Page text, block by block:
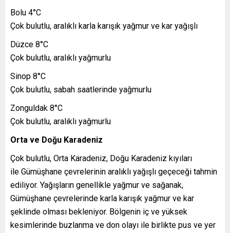
Bolu 4°C
Çok bulutlu, aralıklı karla karışık yağmur ve kar yağışlı
Düzce 8°C
Çok bulutlu, aralıklı yağmurlu
Sinop 8°C
Çok bulutlu, sabah saatlerinde yağmurlu
Zonguldak 8°C
Çok bulutlu, aralıklı yağmurlu
Orta ve Doğu Karadeniz
Çok bulutlu, Orta Karadeniz, Doğu Karadeniz kıyıları
ile Gümüşhane çevrelerinin aralıklı yağışlı geçeceği tahmin
ediliyor. Yağışların genellikle yağmur ve sağanak,
Gümüşhane çevrelerinde karla karışık yağmur ve kar
şeklinde olması bekleniyor. Bölgenin iç ve yüksek
kesimlerinde buzlanma ve don olayı ile birlikte pus ve yer